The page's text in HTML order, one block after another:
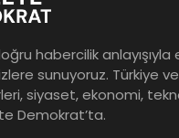
habercilik anlayışıyla
sunuyoruz. Türkiye
siyaset, ekonomi,
Demokrat’ta.